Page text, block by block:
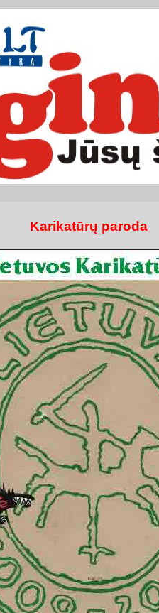
Karikatūrų paroda